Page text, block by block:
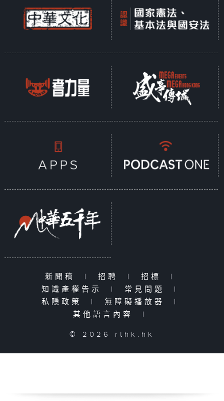
新聞稿 | 招聘 | 招標
|
知識產權告示
| 常見問題
|
私隱政策
| 無障礙播放器
|
其他語言內容
|
© 2026 rthk.hk